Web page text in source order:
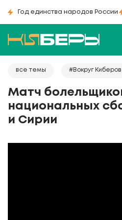
Год единства народов России
все темы #Вокруг Киберов
Матч
национальных
и Сирии